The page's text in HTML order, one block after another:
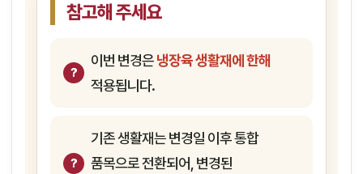
참고해 주세요
이번 변경은냉장육 생활재에 한해
적용됩니다.
기존 생활재는 변경일 이후 통합
품목으로 전환되어, 변경된